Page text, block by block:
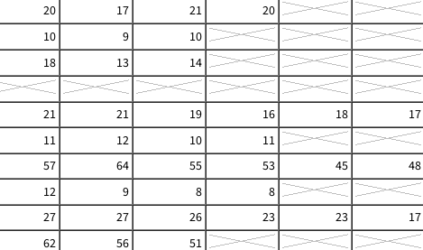
20 17 21
20
10 9
10
18 13
14
21 21 19 16 18
17
11 12 10
11
57 64 55 53 45
48
12 9 8
8
27 27 26 23 23
17
62 56
51